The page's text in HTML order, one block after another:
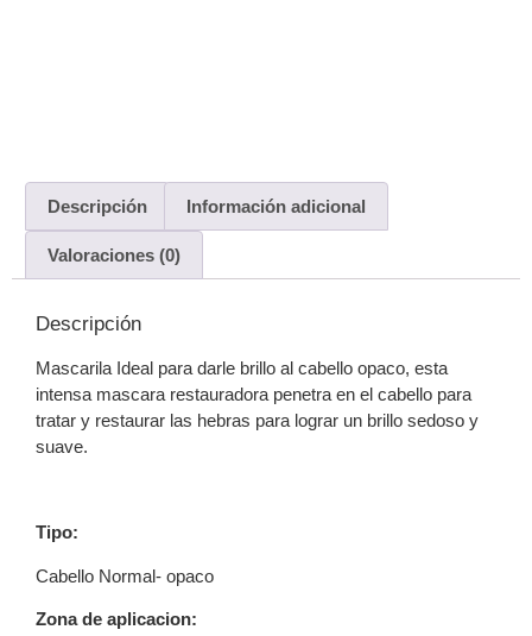
Descripción Información adicional
Valoraciones (0)
Descripción
Mascarila Ideal para darle brillo al cabello opaco, esta
intensa mascara restauradora penetra en el cabello para
tratar y restaurar las hebras para lograr un brillo sedoso y
suave.
Tipo:
Cabello Normal- opaco
Zona de aplicacion: